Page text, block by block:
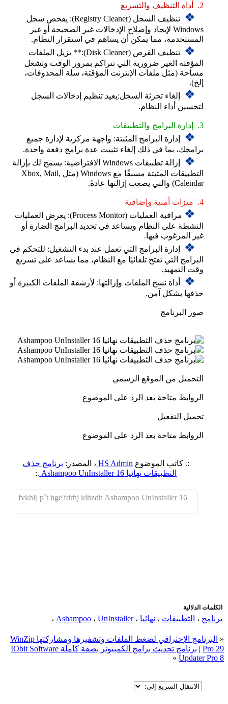
2. أداة التنظيف والتسريع
❖
تنظيف السجل (Registry Cleaner): يفحص سجل
Windows لإيجاد وإصلاح الإدخالات غير الصحيحة أو غير
المستخدمة، مما يمكن أن يساهم في استقرار النظام.
❖
تنظيف القرص (Disk Cleaner):** يزيل الملفات
المؤقتة الغير ضرورية التي تتراكم بمرور الوقت وتشغل
مساحة (مثل ملفات الإنترنت المؤقتة، سلة المحذوفات،
إلخ).
❖
إلغاء تجزئة السجل:يعيد تنظيم إدخالات السجل
لتحسين أداء النظام.
3. إدارة البرامج والتطبيقات
❖
إدارة البرامج المثبتة: واجهة مركزية لإدارة جميع
برامجك، بما في ذلك إلغاء تثبيت عدة برامج دفعة واحدة.
❖
إزالة تطبيقات Windows الافتراضية: يسمح لك بإزالة
التطبيقات المثبتة مسبقًا مع Windows (مثل Xbox, Mail,
Calendar) والتي يصعب إزالتها عادةً.
4. ميزات أمنية وإضافية
❖
مراقبة العمليات (Process Monitor): يعرض العمليات
النشطة على النظام ويساعد في تحديد البرامج الضارة أو
غير المرغوب فيها.
❖
إدارة البرامج التي تعمل عند بدء التشغيل: للتحكم في
البرامج التي تفتح تلقائيًا مع النظام، مما يساعد على تسريع
وقت التمهيد.
❖
أداة نسخ الملفات وإزالتها: لأرشفة الملفات الكبيرة أو
حذفها بشكل آمن.
صور البرنامج
التحميل من الموقع الرسمي
الروابط متاحة بعد الرد على الموضوع
تحميل التفعيل
الروابط متاحة بعد الرد على الموضوع
:. كاتب الموضوع HS Admin ، المصدر: برنامج حذف
الثطبيقات نهائيا Ashampoo UnInstaller 16
.:
fvkhl[ p`t hge'fdrhj kihzdh Ashampoo UnInstaller 16
الكلمات الدلالية
برنامج ، الثطبيقات ، نهائيا ، Ashampoo ، UnInstaller ،
«
البرنامج الإحترافي لضغط الملفات وتشفيرها ومشاركتها WinZip
Pro 29
|
برنامج تحديث برامج الكمبيوتر بصفة كاملة IObit Software
Updater Pro 8
»